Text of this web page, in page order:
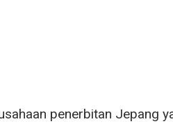
penerbitan Jepang